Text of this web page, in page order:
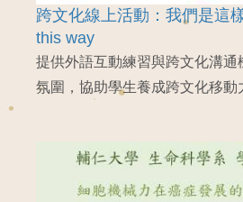
跨文化線上活動：我們是這
this way
提供外語互動練習與跨文化溝通
氛圍，協助學生養成跨文化移動